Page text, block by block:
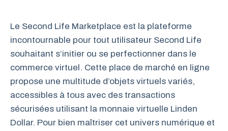
Le Second Life Marketplace est la plateforme
incontournable pour tout utilisateur Second Life
souhaitant s’initier ou se perfectionner dans le
commerce virtuel. Cette place de marché en ligne
propose une multitude d’objets virtuels variés,
accessibles à tous avec des transactions
sécurisées utilisant la monnaie virtuelle Linden
Dollar. Pour bien maîtriser cet univers numérique et